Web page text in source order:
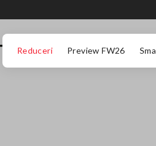
Reduceri Preview FW26